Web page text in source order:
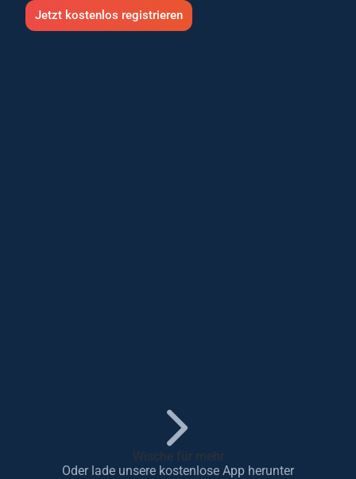
Jetzt kostenlos registrieren
Wische für mehr
Oder lade unsere kostenlose App herunter